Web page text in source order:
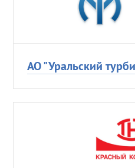
АО "Уральский